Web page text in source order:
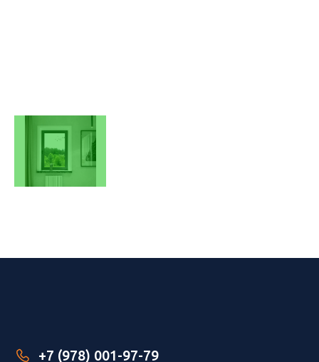
+7 (978) 001-97-79